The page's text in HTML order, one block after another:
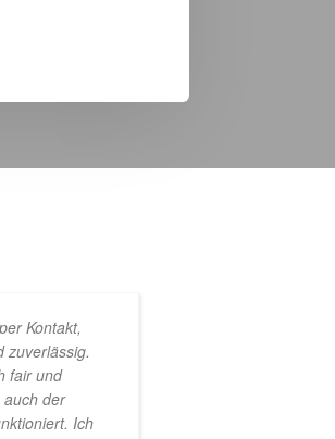
Kontakt,
zuverlässig.
fair und
der
Ich